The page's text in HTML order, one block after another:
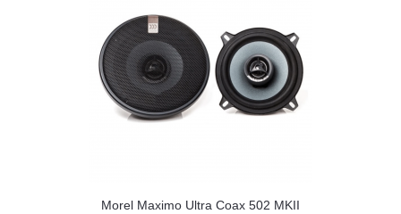
Morel Maximo Ultra Coax 502 MKII